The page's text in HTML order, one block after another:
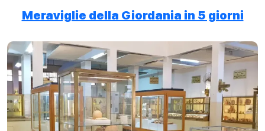
Meraviglie della Giordania in 5 giorni